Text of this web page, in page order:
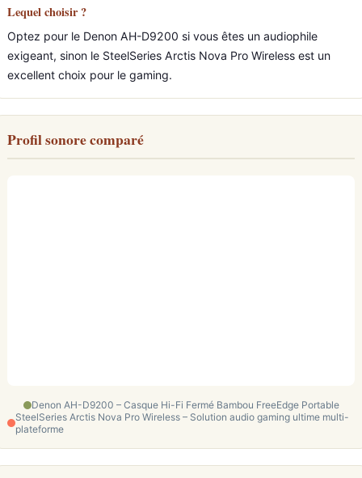
Lequel choisir ?
Optez pour le Denon AH-D9200 si vous êtes un audiophile
exigeant, sinon le SteelSeries Arctis Nova Pro Wireless est un
excellent choix pour le gaming.
Profil sonore comparé
Denon AH-D9200 – Casque Hi-Fi Fermé Bambou FreeEdge Portable
SteelSeries Arctis Nova Pro Wireless – Solution audio gaming ultime multi-
plateforme